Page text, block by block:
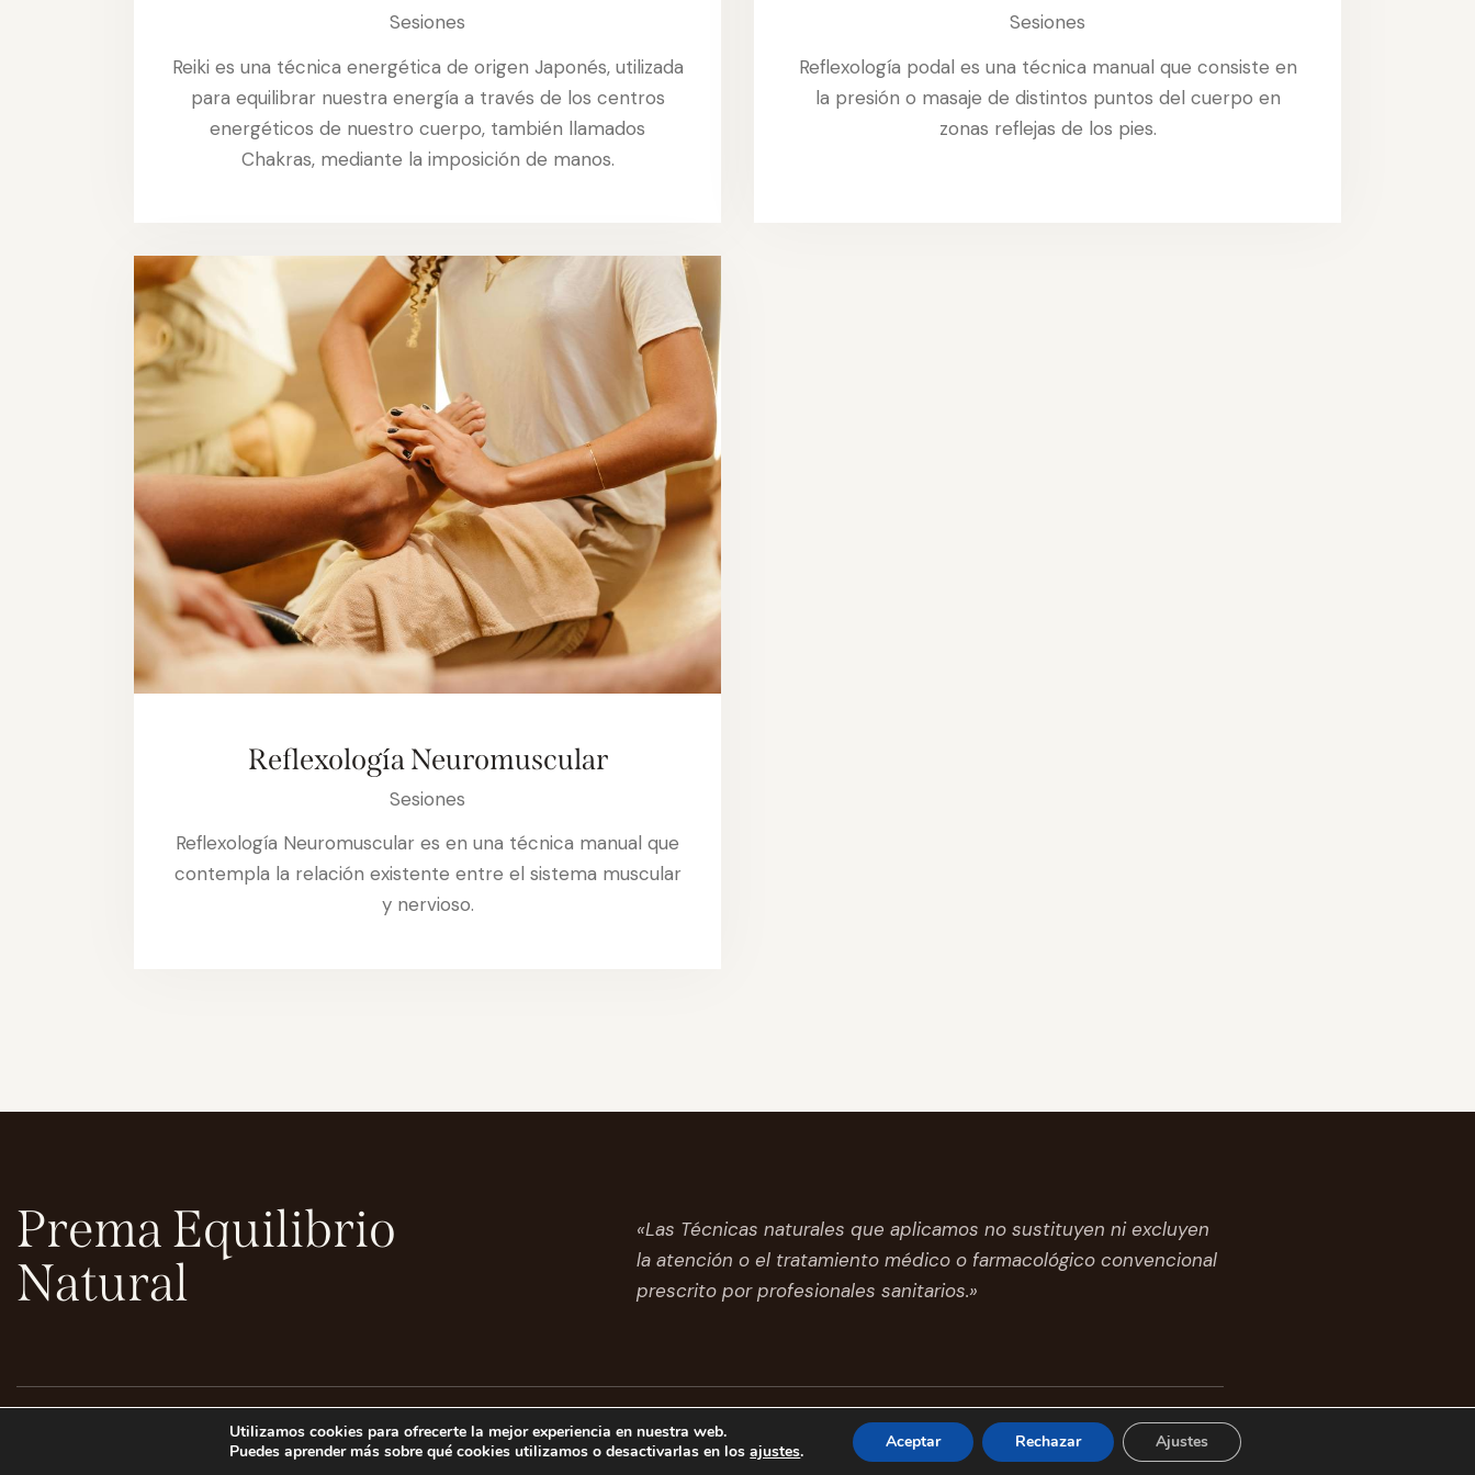
Sesiones
Reiki es una técnica energética de origen Japonés, utilizada
para equilibrar nuestra energía a través de los centros
energéticos de nuestro cuerpo, también llamados
Chakras, mediante la imposición de manos.
Sesiones
Reflexología podal es una técnica manual que consiste en
la presión o masaje de distintos puntos del cuerpo en
zonas reflejas de los pies.
Reflexología Neuromuscular
Sesiones
Reflexología Neuromuscular es en una técnica manual que
contempla la relación existente entre el sistema muscular
y nervioso.
Prema Equilibrio
Natural
«Las Técnicas naturales que aplicamos no sustituyen ni excluyen
la atención o el tratamiento médico o farmacológico convencional
prescrito por profesionales sanitarios.»
Política de Privacidad Política de Cookies
Utilizamos cookies para ofrecerte la mejor experiencia en nuestra web.
Puedes aprender más sobre qué cookies utilizamos o desactivarlas en losajustes. Aceptar Rechazar Ajustes